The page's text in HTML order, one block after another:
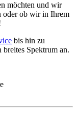
möchten und wir
oder ob wir in Ihrem
bis hin zu
Spektrum an.